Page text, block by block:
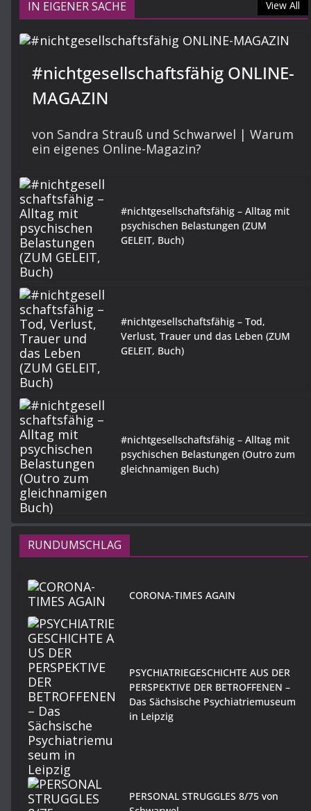
IN EIGENER SACHE View All
#nichtgesellschaftsfähig ONLINE-
MAGAZIN
von Sandra Strauß und Schwarwel | Warum
ein eigenes Online-Magazin?
#nichtgesellschaftsfähig – Alltag mit
psychischen Belastungen (ZUM
GELEIT, Buch)
#nichtgesellschaftsfähig – Tod,
Verlust, Trauer und das Leben (ZUM
GELEIT, Buch)
#nichtgesellschaftsfähig – Alltag mit
psychischen Belastungen (Outro zum
gleichnamigen Buch)
RUNDUMSCHLAG
CORONA-TIMES AGAIN
PSYCHIATRIEGESCHICHTE AUS DER
PERSPEKTIVE DER BETROFFENEN –
Das Sächsische Psychiatriemuseum
in Leipzig
PERSONAL STRUGGLES 8/75 von